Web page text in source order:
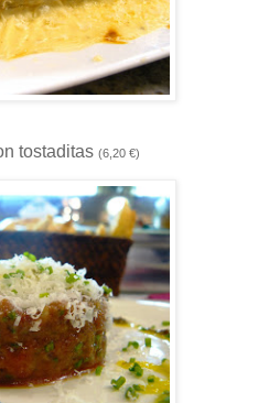
tostaditas (6,20 €)